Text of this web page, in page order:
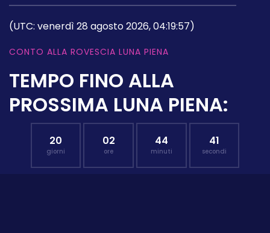
(UTC: venerdì 28 agosto 2026, 04:19:57)
CONTO ALLA ROVESCIA LUNA PIENA
TEMPO FINO ALLA
PROSSIMA LUNA PIENA:
20
giorni
02
ore
44
minuti
40
secondi